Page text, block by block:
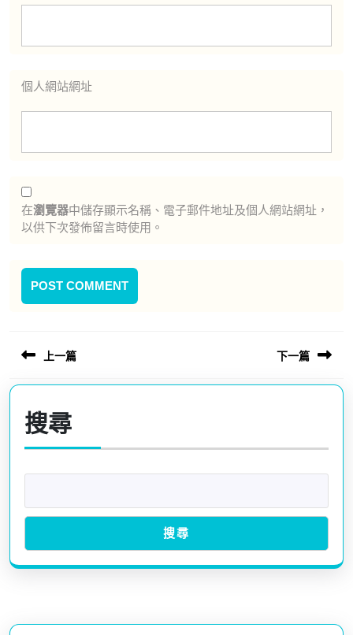
個人網站網址
在瀏覽器中儲存顯示名稱、電子郵件地址及個人網站網址，
以供下次發佈留言時使用。
文
章
導
覽
上一篇
Previous
post:
下一篇
搜尋
搜尋